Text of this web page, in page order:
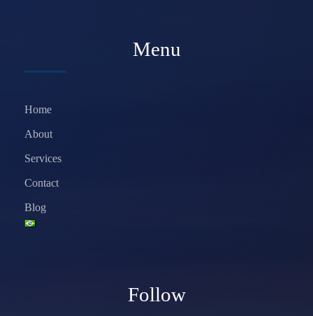
Menu
Home
About
Services
Contact
Blog
Follow